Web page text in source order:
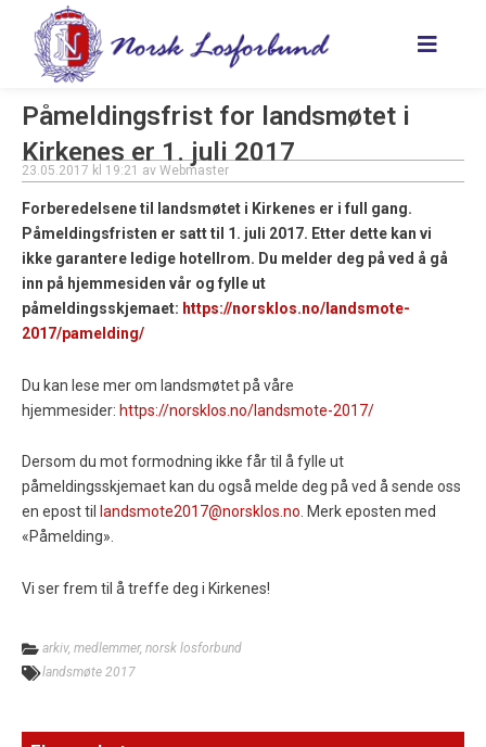
innholdet
Påmeldingsfrist for landsmøtet i
Kirkenes er 1. juli 2017
23.05.2017 kl 19:21 av Webmaster
Forberedelsene til landsmøtet i Kirkenes er i full gang.
Påmeldingsfristen er satt til 1. juli 2017. Etter dette kan vi
ikke garantere ledige hotellrom. Du melder deg på ved å gå
inn på hjemmesiden vår og fylle ut
påmeldingsskjemaet: https://norsklos.no/landsmote-
2017/pamelding/
Du kan lese mer om landsmøtet på våre
hjemmesider: https://norsklos.no/landsmote-2017/
Dersom du mot formodning ikke får til å fylle ut
påmeldingsskjemaet kan du også melde deg på ved å sende oss
en epost til
landsmote2017@norsklos.no. Merk eposten med
«Påmelding».
Vi ser frem til å treffe deg i Kirkenes!
arkiv, medlemmer, norsk losforbund
landsmøte 2017